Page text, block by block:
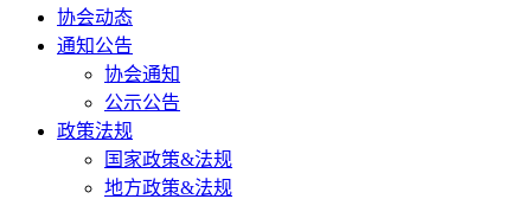
协会动态
通知公告
协会通知
公示公告
政策法规
国家政策&法规
地方政策&法规